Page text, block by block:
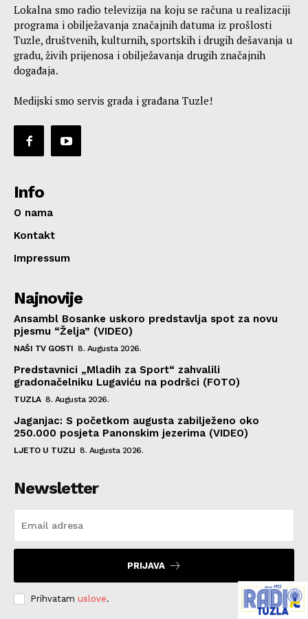
Lokalna smo radio televizija na koju se računa u realizaciji
programa i obilježavanja značajnih datuma iz prošlosti
Tuzle, društvenih, kulturnih, sportskih i drugih dešavanja u
gradu, živih prijenosa i obilježavanja drugih značajnih
događaja.
Medijski smo servis grada i građana Tuzle!
Info
O nama
Kontakt
Impressum
Najnovije
Ansambl Bosanke uskoro predstavlja spot za novu
pjesmu “Želja” (VIDEO)
NAŠI TV GOSTI 8. Augusta 2026.
Predstavnici „Mladih za Sport“ zahvalili
gradonačelniku Lugaviću na podršci (FOTO)
TUZLA 8. Augusta 2026.
Jaganjac: S početkom augusta zabilježeno oko
250.000 posjeta Panonskim jezerima (VIDEO)
LJETO U TUZLI 8. Augusta 2026.
Newsletter
PRIJAVA
Prihvatam uslove.